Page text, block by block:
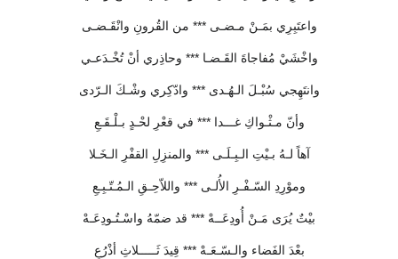
واعتَبِرِي بمَـنْ مـضـى *** من القُرونِ وانْقَـضـى
واخْشَيْ مُفاجاةَ القَـضـا *** وحاذِري أنْ تُخْـدَعـي
وانتَهِجي سُبْـلَ الـهُـدى *** وادّكِري وشْـكَ الـرّدى
وأنّ مـثْـواكِ غـــدا *** في قعْرِ لحْـدٍ بـلْـقَـعِ
آهاً لـهُ بـيْتِ الـبِـلَـى *** والمنزِلِ القفْرِ الـخَـلا
وموْرِدِ السّـفْـرِ الأُلـى *** واللاّحِـقِ الـمُـتّـبِـعِ
بيْتٌ يُرَى مَـنْ أُودِعَــهْ *** قد ضمّهُ واسْـتُـودِعَـهْ
بعْدَ الفَضاء والـسّـعَـهْ *** قِيدَ ثَـــــلاثِ أذْرُعِ